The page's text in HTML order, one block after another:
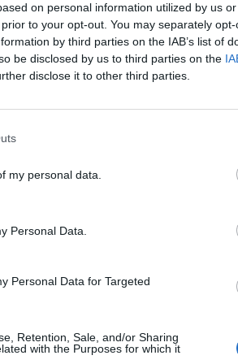
on personal information utilized by us
to your opt-out. You may separately
by third parties on the IAB’s list of
be disclosed by us to third parties on the
disclose it to other third parties.
my personal data.
Personal Data.
Personal Data for Targeted
Retention, Sale, and/or Sharing
with the Purposes for which it
– Α.Ε.Λ. αντιμωλία
ΠΑΕ ΑΘΛΗΤΙΚΗ ΕΝΩΣΗ
πράξη της παράβασης του
από την
της στο
το τρέχον επαγγελματικό